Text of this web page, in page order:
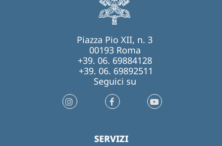
Piazza Pio XII, n. 3
00193 Roma
+39. 06. 69884128
+39. 06. 69892511
Seguici su
SERVIZI